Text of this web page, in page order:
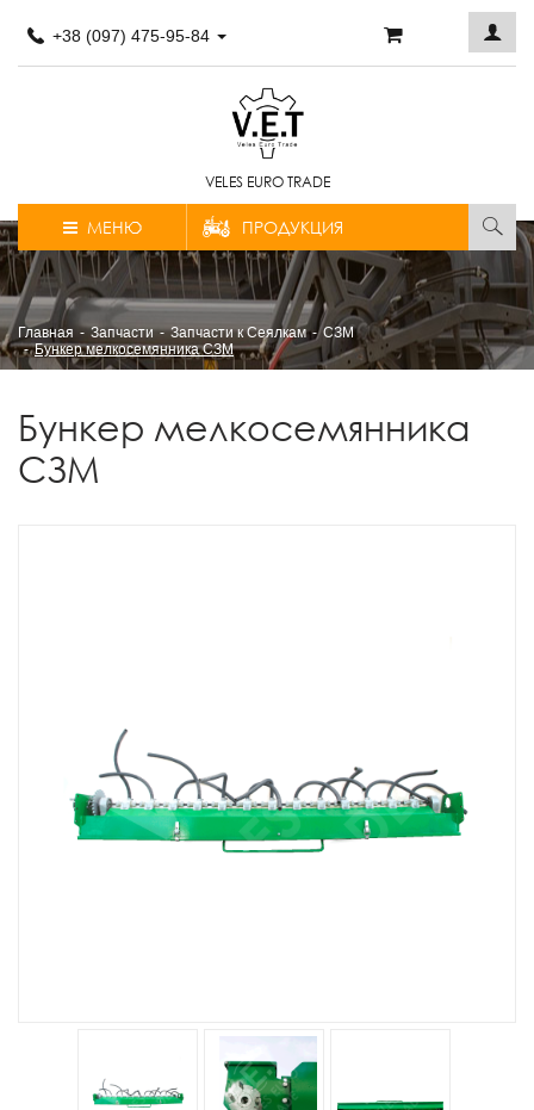
+38 (097) 475-95-84
VELES EURO TRADE
МЕНЮ ПРОДУКЦИЯ
Главная Запчасти Запчасти к Сеялкам
СЗМ
Бункер мелкосемянника СЗМ
Бункер мелкосемянника
СЗМ